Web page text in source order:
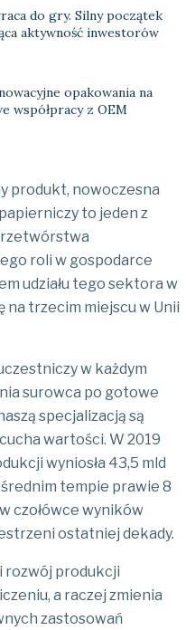
do gry. Silny początek
aktywność inwestorów
opakowania na
współpracy z OEM
produkt, nowoczesna
to jeden z
roli w gospodarce
udziału tego sektora w
na trzecim miejscu w Unii
w każdym
surowca po gotowe
specjalizacją są
wartości. W 2019
wyniosła 43,5 mld
tempie prawie 8
czołówce wyników
ostatniej dekady.
rozwój produkcji
a raczej zmienia
zastosowań